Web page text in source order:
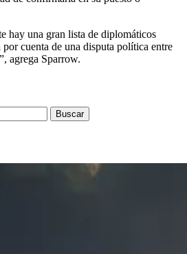
hay una gran lista de diplomáticos
cuenta de una disputa política entre
agrega Sparrow.